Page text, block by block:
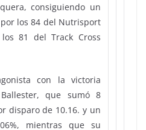
consiguiendo un
los 84 del Nutrisport
81 del Track Cross
con la victoria
que sumó 8
disparo de 10.16. y un
mientras que su